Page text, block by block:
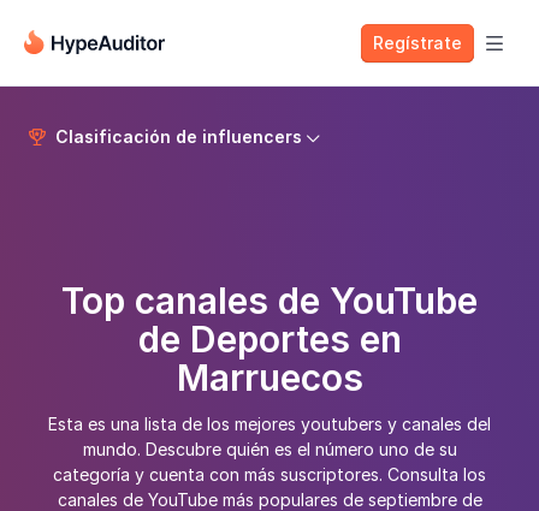
Regístrate 
 Clasificación de influencers 
Top canales de YouTube
de Deportes en
Marruecos
Esta es una lista de los mejores youtubers y canales del
mundo. Descubre quién es el número uno de su
categoría y cuenta con más suscriptores. Consulta los
canales de YouTube más populares de septiembre de